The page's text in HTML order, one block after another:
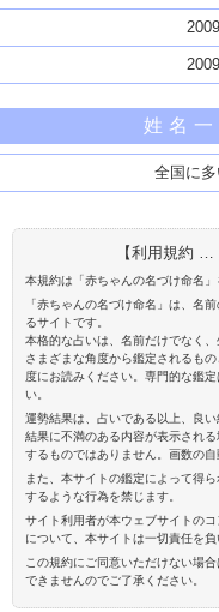
姓名
全国に
【利用規約 …
本規約は「赤ちゃんの名づけ命名
「赤ちゃんの名づけ命名」は、名
るサイトです。
本格的な占いは、名前だけでなく
さまざまな角度から鑑定されるも
度にお読みください。専門的な鑑
い。
運勢結果は、占いである以上、良
結果に不満のある内容が表示され
するものではありません。画数の
また、本サイトの鑑定によって得
するような行為を禁じます。
サイト利用者が本ウェブサイトの
について、本サイトは一切責任を負
この規約にご同意いただけない場
できませんのでご了承ください。